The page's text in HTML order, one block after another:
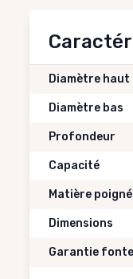
Diamètre haut
Diamètre bas
Profondeur
Capacité
Matière
Dimensions
Garantie fonte